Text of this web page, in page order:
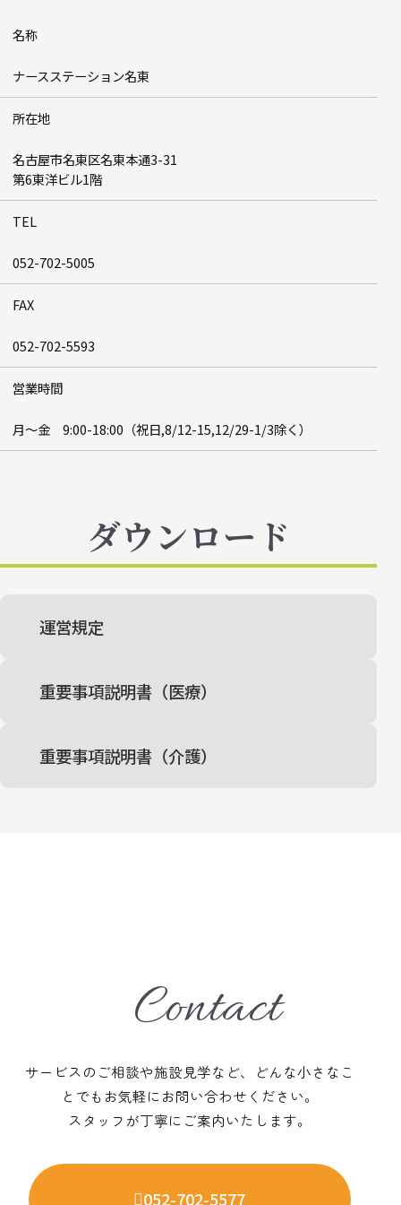
名称
ナースステーション名東
所在地
名古屋市名東区名東本通3-31
第6東洋ビル1階
TEL
052-702-5005
FAX
052-702-5593
営業時間
月～金 9:00-18:00（祝日,8/12-15,12/29-1/3除く）
ダウンロード
運営規定
重要事項説明書（医療）
重要事項説明書（介護）
Contact
サービスのご相談や施設見学など、どんな小さなこ
とでも お気軽にお問い合わせください。
スタッフが丁寧にご案内いたします。
052-702-5577